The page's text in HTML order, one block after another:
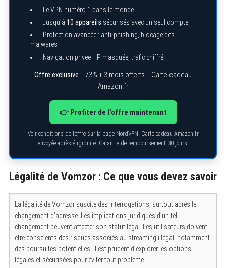
Le VPN numéro 1 dans le monde !
Jusqu’à 10 appareils sécurisés avec un seul compte
Protection avancée : anti-phishing, blocage des
malwares
Navigation privée : IP masquée, trafic chiffré
Offre exclusive : -73% + 3 mois offerts + Carte cadeau
Amazon.fr
👉 Profiter de l’offre maintenant
Voir conditions de l’offre sur la page NordVPN. Carte cadeau Amazon.fr
envoyée après éligibilité. Garantie de remboursement 30 jours.
Légalité de Vomzor : Ce que vous devez savoir
La légalité de Vomzor suscite des interrogations, surtout après le
changement d’adresse. Les implications juridiques d’un tel
changement peuvent affecter son statut légal. Les utilisateurs doivent
être conscients des risques associés au streaming illégal, notamment
des poursuites potentielles. Il est prudent d’explorer les options
légales et sécurisées pour éviter tout problème.